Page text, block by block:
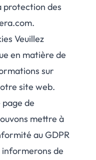
protection des
Veuillez
en matière de
sur
site web.
de
mettre à
au GDPR
informerons de